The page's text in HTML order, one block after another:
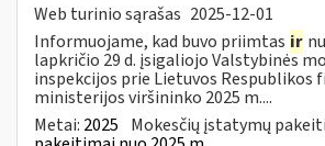
Web turinio sąrašas 2025-12-01
Informuojame, kad buvo priimtas ir
lapkričio 29 d. įsigaliojo Valstybinės
inspekcijos prie Lietuvos Respublikos
ministerijos viršininko 2025 m....
Metai: 2025 Mokesčių įstatymų